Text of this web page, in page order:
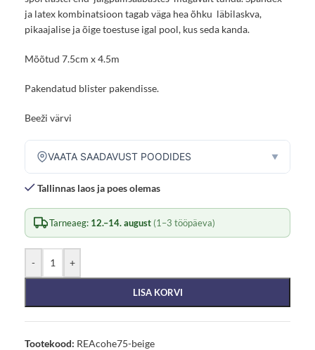
ja latex kombinatsioon tagab väga hea õhku läbilaskva,
pikaajalise ja õige toestuse igal pool, kus seda kanda.
Mõõtud 7.5cm x 4.5m
Pakendatud blister pakendisse.
Beeži värvi
VAATA SAADAVUST POODIDES ▼
Tallinnas laos ja poes olemas
Tarneaeg: 12.–14. august (1–3 tööpäeva)
- +
LISA KORVI
Tootekood: REAcohe75-beige